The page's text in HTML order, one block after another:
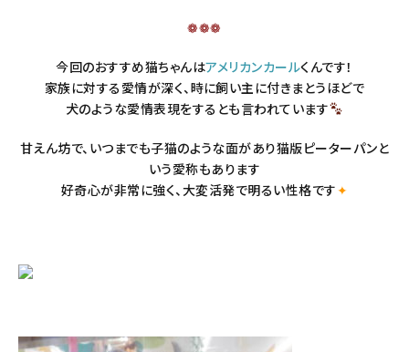
❁❁❁
今回のおすすめ猫ちゃんはアメリカンカールくんです！
家族に対する愛情が深く、時に飼い主に付きまとうほどで
犬のような愛情表現をするとも言われています
甘えん坊で、いつまでも子猫のような面があり猫版ピーターパンと
いう愛称もあります
好奇心が非常に強く、大変活発で明るい性格です✦